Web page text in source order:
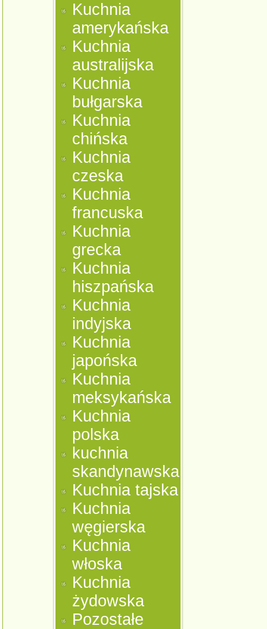
Kuchnia
amerykańska
Kuchnia
australijska
Kuchnia
bułgarska
Kuchnia
chińska
Kuchnia
czeska
Kuchnia
francuska
Kuchnia
grecka
Kuchnia
hiszpańska
Kuchnia
indyjska
Kuchnia
japońska
Kuchnia
meksykańska
Kuchnia
polska
kuchnia
skandynawska
Kuchnia tajska
Kuchnia
węgierska
Kuchnia
włoska
Kuchnia
żydowska
Pozostałe